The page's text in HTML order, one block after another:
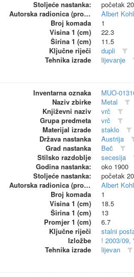
Stoljeće nastanka:
početak 20
Autorska radionica (proizvođač)
Albert
Broj komada
1
Visina 1 (cm)
22.3
Širina 1 (cm)
11.5
Ključne riječi
dupli
Tehnika izrade
lijevanje
Inventarna oznaka
MUO-
Naziv zbirke
Metal
Književni naziv
vrč
Grupa predmeta
vrč
Materijal izrade
staklo
Država nastanka
Austrija
Grad nastanka
Beč
Stilsko razdoblje
secesija
Godina nastanka:
oko 1900
Stoljeće nastanka:
početak 20
Autorska radionica (proizvođač)
Albert
Broj komada
1
Visina 1 (cm)
18.5
Širina 1 (cm)
13
Promjer 1 (cm)
6.7
Ključne riječi
stalni
Izložbe
! 2003/09,
Tehnika izrade
lijevan